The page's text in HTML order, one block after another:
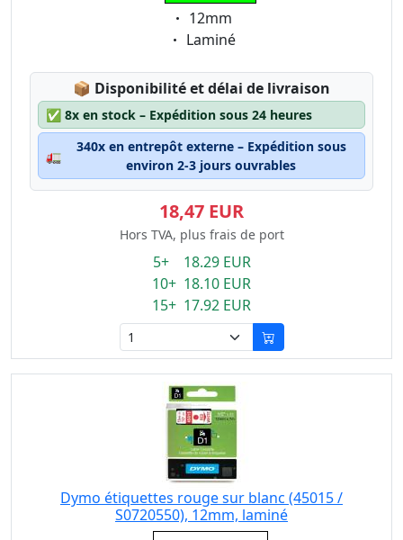
Eigenschaft:
12mm
Eigenschaft:
Laminé
📦 Lagerstatus:
Disponibilité et délai de livraison
✅ 8x en stock – Expédition sous 24 heures
🚛
340x en entrepôt externe – Expédition sous
environ 2-3 jours ouvrables
18,47 EUR
Hors TVA, plus frais de port
5+ 18.29 EUR
10+ 18.10 EUR
15+ 17.92 EUR
Dymo étiquettes rouge sur blanc (45015 /
S0720550), 12mm, laminé